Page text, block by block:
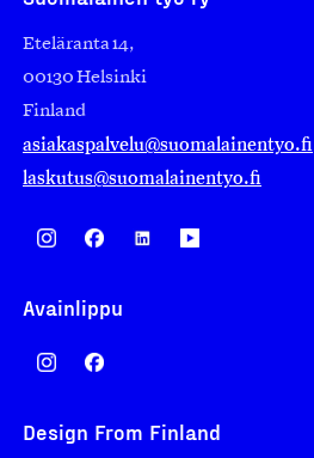
Eteläranta 14,
00130 Helsinki
Finland
asiakaspalvelu@suomalainentyo.fi
laskutus@suomalainentyo.fi
Avainlippu
Design From Finland